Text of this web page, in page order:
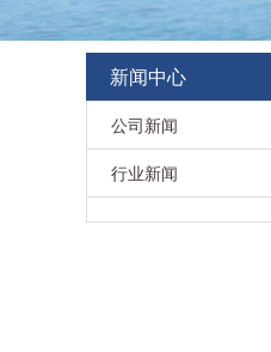
新闻中心
公司新闻
行业新闻